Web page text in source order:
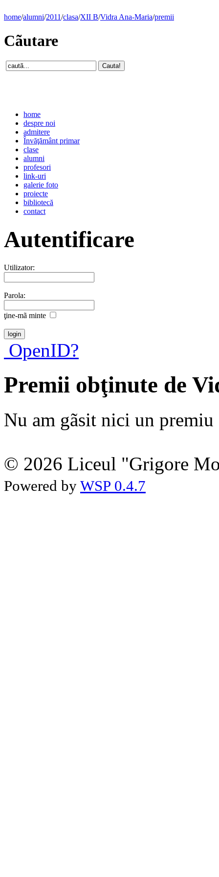
home/alumni/2011/clasa/XII B/Vidra Ana-Maria/premii
Cãutare
home
despre noi
admitere
Învăţământ primar
clase
alumni
profesori
link-uri
galerie foto
proiecte
bibliotecă
contact
Autentificare
Utilizator:
Parola:
ţine-mã minte
OpenID?
Premii obţinute de
Nu am gãsit nici un premiu
© 2026 Liceul "Grigore
Powered by WSP 0.4.7